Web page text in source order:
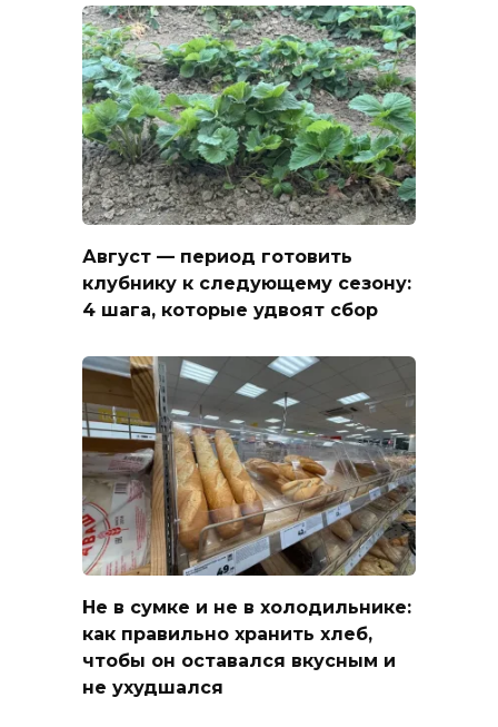
Август — период готовить
клубнику к следующему сезону:
4 шага, которые удвоят сбор
Не в сумке и не в холодильнике:
как правильно хранить хлеб,
чтобы он оставался вкусным и
не ухудшался